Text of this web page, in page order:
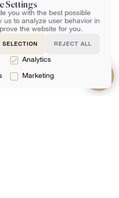
Settings
you with the best possible
us to analyze user behavior in
the website for you.
SELECTION REJECT ALL
Analytics
Marketing